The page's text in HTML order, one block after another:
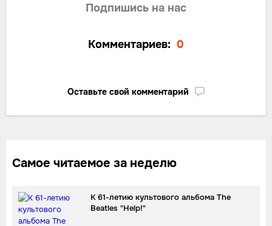
Подпишись на нас
Комментариев: 0
Оставьте свой комментарий
Самое читаемое за неделю
К 61-летию культового альбома The
Beatles "Help!"